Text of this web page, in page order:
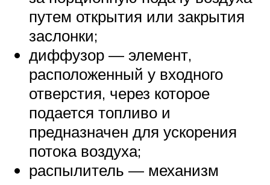
путем открытия или закрытия
заслонки;
диффузор — элемент,
расположенный у входного
отверстия, через которое
подается топливо и
предназначен для ускорения
потока воздуха;
распылитель — механизм